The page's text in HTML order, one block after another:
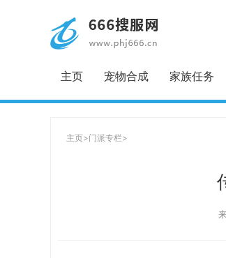
主页 宠物合成 家族任务
主页>门派专栏>